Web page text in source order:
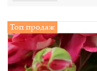
Топ продаж